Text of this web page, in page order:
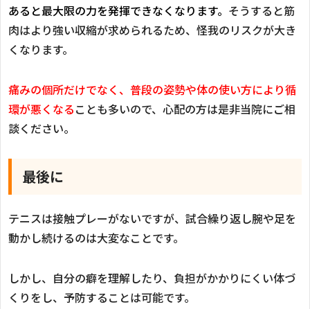
あると最大限の力を発揮できなくなります。 そうすると筋
肉はより強い収縮が求められるため、怪我のリスクが大き
くなります。
痛みの個所だけでなく、普段の姿勢や体の使い方により循
環が悪くなることも多いので、心配の方は是非当院にご相
談ください。
最後に
テニスは接触プレーがないですが、試合繰り返し腕や足を
動かし続けるのは大変なことです。
しかし、自分の癖を理解したり、負担がかかりにくい体づ
くりをし、予防することは可能です。